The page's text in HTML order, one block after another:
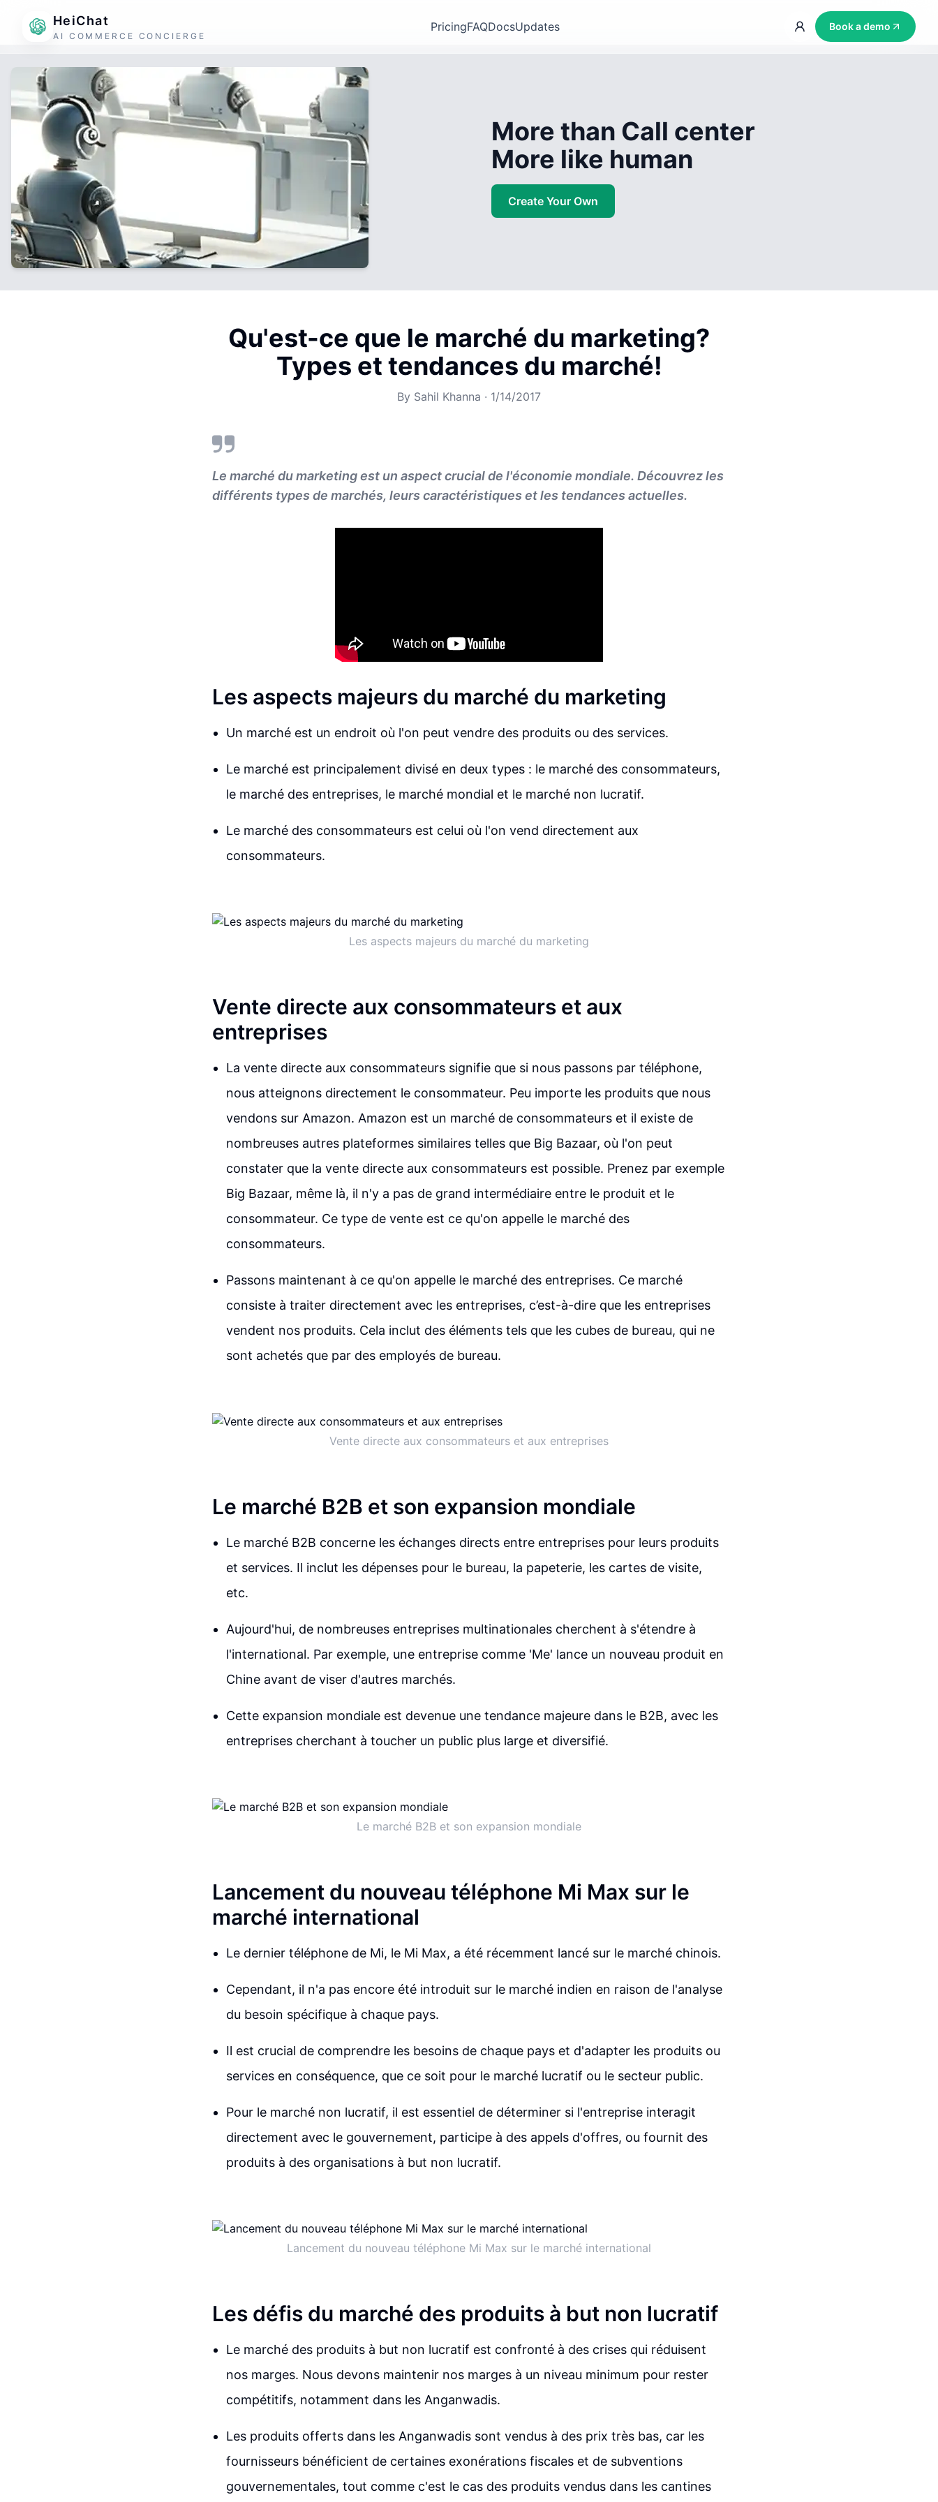
HeiChat
AI COMMERCE CONCIERGE
PricingFAQDocsUpdates Book a demo
More than Call center
More like human
Create Your Own
Qu'est-ce que le marché du marketing?
Types et tendances du marché!
By Sahil Khanna · 1/14/2017
Le marché du marketing est un aspect crucial de l'économie mondiale. Découvrez les
différents types de marchés, leurs caractéristiques et les tendances actuelles.
Les aspects majeurs du marché du marketing
Un marché est un endroit où l'on peut vendre des produits ou des services.
Le marché est principalement divisé en deux types : le marché des consommateurs,
le marché des entreprises, le marché mondial et le marché non lucratif.
Le marché des consommateurs est celui où l'on vend directement aux
consommateurs.
Les aspects majeurs du marché du marketing
Vente directe aux consommateurs et aux
entreprises
La vente directe aux consommateurs signifie que si nous passons par téléphone,
nous atteignons directement le consommateur. Peu importe les produits que nous
vendons sur Amazon. Amazon est un marché de consommateurs et il existe de
nombreuses autres plateformes similaires telles que Big Bazaar, où l'on peut
constater que la vente directe aux consommateurs est possible. Prenez par exemple
Big Bazaar, même là, il n'y a pas de grand intermédiaire entre le produit et le
consommateur. Ce type de vente est ce qu'on appelle le marché des
consommateurs.
Passons maintenant à ce qu'on appelle le marché des entreprises. Ce marché
consiste à traiter directement avec les entreprises, c’est-à-dire que les entreprises
vendent nos produits. Cela inclut des éléments tels que les cubes de bureau, qui ne
sont achetés que par des employés de bureau.
Vente directe aux consommateurs et aux entreprises
Le marché B2B et son expansion mondiale
Le marché B2B concerne les échanges directs entre entreprises pour leurs produits
et services. Il inclut les dépenses pour le bureau, la papeterie, les cartes de visite,
etc.
Aujourd'hui, de nombreuses entreprises multinationales cherchent à s'étendre à
l'international. Par exemple, une entreprise comme 'Me' lance un nouveau produit en
Chine avant de viser d'autres marchés.
Cette expansion mondiale est devenue une tendance majeure dans le B2B, avec les
entreprises cherchant à toucher un public plus large et diversifié.
Le marché B2B et son expansion mondiale
Lancement du nouveau téléphone Mi Max sur le
marché international
Le dernier téléphone de Mi, le Mi Max, a été récemment lancé sur le marché chinois.
Cependant, il n'a pas encore été introduit sur le marché indien en raison de l'analyse
du besoin spécifique à chaque pays.
Il est crucial de comprendre les besoins de chaque pays et d'adapter les produits ou
services en conséquence, que ce soit pour le marché lucratif ou le secteur public.
Pour le marché non lucratif, il est essentiel de déterminer si l'entreprise interagit
directement avec le gouvernement, participe à des appels d'offres, ou fournit des
produits à des organisations à but non lucratif.
Lancement du nouveau téléphone Mi Max sur le marché international
Les défis du marché des produits à but non lucratif
Le marché des produits à but non lucratif est confronté à des crises qui réduisent
nos marges. Nous devons maintenir nos marges à un niveau minimum pour rester
compétitifs, notamment dans les Anganwadis.
Les produits offerts dans les Anganwadis sont vendus à des prix très bas, car les
fournisseurs bénéficient de certaines exonérations fiscales et de subventions
gouvernementales, tout comme c'est le cas des produits vendus dans les cantines